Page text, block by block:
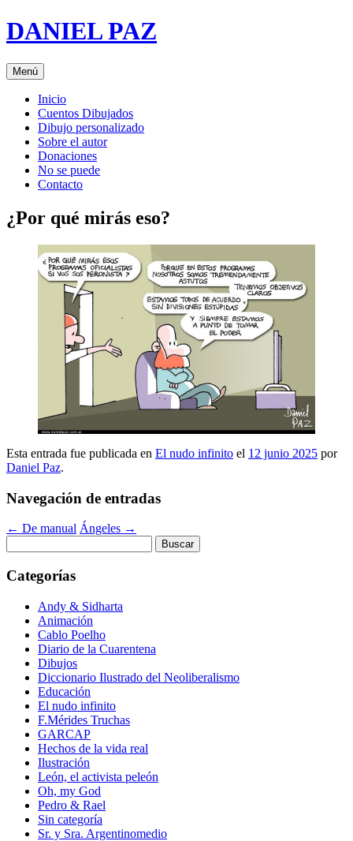
Saltar
al
DANIEL PAZ
Menú
Inicio
Cuentos Dibujados
Dibujo personalizado
Sobre el autor
Donaciones
No se puede
Contacto
¿Por qué mirás eso?
Esta entrada fue publicada en El nudo infinito el 12 junio 2025 por
Daniel Paz.
Navegación de entradas
← De manual Ángeles →
Categorías
Andy & Sidharta
Animación
Cablo Poelho
Diario de la Cuarentena
Dibujos
Diccionario Ilustrado del Neoliberalismo
Educación
El nudo infinito
F.Mérides Truchas
GARCAP
Hechos de la vida real
Ilustración
León, el activista peleón
Oh, my God
Pedro & Rael
Sin categoría
Sr. y Sra. Argentinomedio